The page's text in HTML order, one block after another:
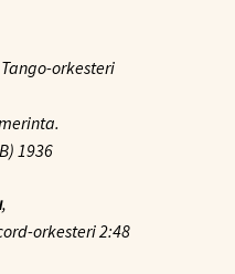
orkesteri
1936
,
orkesteri 2:48